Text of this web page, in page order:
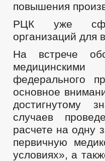
повышения
РЦК уже
организаций для
На встрече
федерального
основное
достигнутому
случаев
расчете на одну
первичную
условиях», а